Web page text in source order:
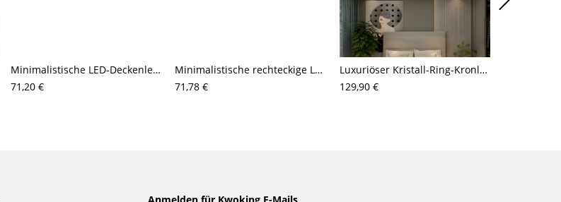
Minimalistische LED-Deckenleuchte zur Deckenmontage mit rostfreiem Aluminiumrahmen
71,20 €
Minimalistische rechteckige LED-Deckenleuchte, flache Deckenleuchte für Küche & Büro
71,78 €
Luxuriöser Kristall-Ring-Kronleuchter, LED-Deckenleuchte (bündig), Goldfinish fürs Wohnzimmer
129,90 €